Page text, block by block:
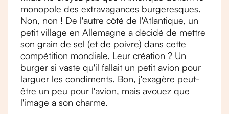
monopole des extravagances burgeresques.
Non, non ! De l'autre côté de l'Atlantique, un
petit village en Allemagne a décidé de mettre
son grain de sel (et de poivre) dans cette
compétition mondiale. Leur création ? Un
burger si vaste qu'il fallait un petit avion pour
larguer les condiments. Bon, j'exagère peut-
être un peu pour l'avion, mais avouez que
l'image a son charme.